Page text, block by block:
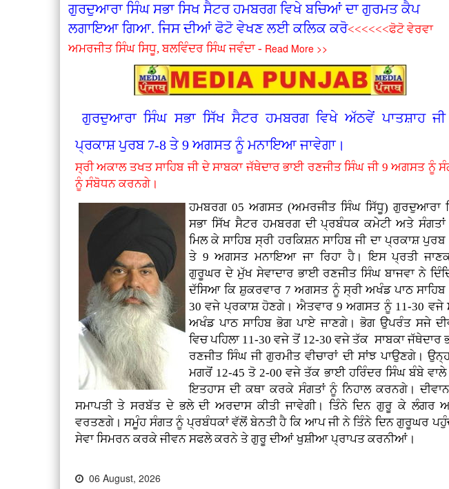
ਗੁਰਦੁਆਰਾ ਸਿੰਘ ਸਭਾ ਸਿਖ ਸੈਟਰ ਹਮਬਰਗ ਵਿਖੇ ਬਚ‌ਿਆਂ ਦਾ ਗੁਰਮਤ ਕੈਪ
ਲਗਾਇਆ ਗਿਆ. ਜਿਸ ਦੀਆਂ ਫੋਟੋ ਵੇਖਣ ਲਈ ਕਲਿਕ ਕਰੋ<<<<<<ਫੋਟੋ ਵੇਰਵਾ
ਅਮਰਜੀਤ ਸਿੰਘ ਸਿਧੂ, ਬਲਵਿੰਦਰ ਸਿੰਘ ਜਵੰਦਾ - Read More >>
ਗੁਰਦੁਆਰਾ ਸਿੰਘ ਸਭਾ ਸਿੱਖ ਸੈਟਰ ਹਮਬਰਗ ਵਿਖੇ ਅੱਠਵੇਂ ਪਾਤਸ਼ਾਹ ਜੀ
ਪ੍ਰਕਾਸ਼ ਪੁਰਬ 7-8 ਤੇ 9 ਅਗਸਤ ਨੂੰ ਮਨਾਇਆ ਜਾਵੇਗਾ।
ਸ੍ਰੀ ਅਕਾਲ ਤਖਤ ਸਾਹਿਬ ਜੀ ਦੇ ਸਾਬਕਾ ਜੱਥੇਦਾਰ ਭਾਈ ਰਣਜੀਤ ਸਿੰਘ ਜੀ 9 ਅਗਸਤ ਨੂੰ
ਨੂੰ ਸੰਬੋਧਨ ਕਰਨਗੇ।
ਹਮਬਰਗ 05 ਅਗਸਤ (ਅਮਰਜੀਤ ਸਿੰਘ ਸਿੱਧੂ) ਗੁਰਦੁਆਰਾ
ਸਭਾ ਸਿੱਖ ਸੈਟਰ ਹਮਬਰਗ ਦੀ ਪ੍ਰਬੰਧਕ ਕਮੇਟੀ ਅਤੇ
ਮਿਲ ਕੇ ਸਾਹਿਬ ਸ੍ਰੀ ਹਰਕਿਸ਼ਨ ਸਾਹਿਬ ਜੀ ਦਾ ਪ੍ਰਕਾਸ਼ ਪੁਰਬ
ਤੇ 9 ਅਗਸਤ ਮਨਾਇਆ ਜਾ ਰਿਹਾ ਹੈ। ਇਸ ਪ੍ਰਤੀ
ਗੁਰੂਘਰ ਦੇ ਮੁੱਖ ਸੇਵਾਦਾਰ ਭਾਈ ਰਣਜੀਤ ਸਿੰਘ ਬਾਜਵਾ ਨੇ
ਦੱਸਿਆ ਕਿ ਸ਼ੁਕਰਵਾਰ 7 ਅਗਸਤ ਨੂੰ ਸ੍ਰੀ ਅਖੰਡ ਪਾਠ ਸਾਹਿਬ
30 ਵਜੇ ਪ੍ਰਕਾਸ਼ ਹੋਣਗੇ। ਐਤਵਾਰ 9 ਅਗਸਤ ਨੂੰ 11-30 ਵਜੇ
ਅਖੰਡ ਪਾਠ ਸਾਹਿਬ ਭੋਗ ਪਾਏ ਜਾਣਗੇ। ਭੋਗ ਉਪਰੰਤ ਸਜੇ
ਵਿਚ ਪਹਿਲਾ 11-30 ਵਜੇ ਤੋਂ 12-30 ਵਜੇ ਤੱਕ ਸਾਬਕਾ ਜੱਥੇਦਾਰ
ਰਣਜੀਤ ਸਿੰਘ ਜੀ ਗੁਰਮੀਤ ਵੀਚਾਰਾਂ ਦੀ ਸਾਂਝ ਪਾਉਣਗੇ।
ਮਗਰੋਂ 12-45 ਤੋ 2-00 ਵਜੇ ਤੱਕ ਭਾਈ ਹਰਿੰਦਰ ਸਿੰਘ ਬੰਬੇ
ਇਤਹਾਸ ਦੀ ਕਥਾ ਕਰਕੇ ਸੰਗਤਾਂ ਨੂੰ ਨਿਹਾਲ ਕਰਨਗੇ।
ਸਮਾਪਤੀ ਤੇ ਸਰਬੱਤ ਦੇ ਭਲੇ ਦੀ ਅਰਦਾਸ ਕੀਤੀ ਜਾਵੇਗੀ। ਤਿੰਨੇ ਦਿਨ ਗੁਰੂ ਕੇ ਲੰਗਰ
ਵਰਤਣਗੇ। ਸਮੂੰਹ ਸੰਗਤ ਨੂੰ ਪ੍ਰਬੰਧਕਾਂ ਵੱਲੋਂ ਬੇਨਤੀ ਹੈ ਕਿ ਆਪ ਜੀ ਨੇ ਤਿੰਨੇ ਦਿਨ ਗੁਰੂਘਰ
ਸੇਵਾ ਸਿਮਰਨ ਕਰਕੇ ਜੀਵਨ ਸਫਲੇ ਕਰਨੇ ਤੇ ਗੁਰੂ ਦੀਆਂ ਖੁਸ਼ੀਆ ਪ੍ਰਾਪਤ ਕਰਨੀਆਂ।
06 August, 2026